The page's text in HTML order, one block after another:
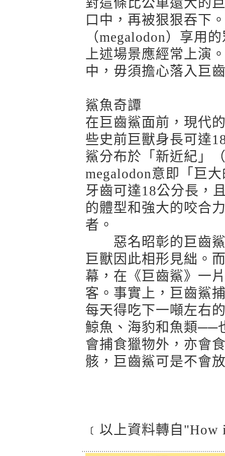
對這條比公車還大的
口中，再被狠狠吞下
（megalodon）享用
上述場景應經常上演
中，毋須擔心落入巨
鯊魚奇譚
在巨齒鯊面前，現代
些史前巨獸身長可達
鯊分布於「新近紀」
megalodon意即「巨
牙齒可達18公分長，
的體型和強大的咬合
者。
惡名昭彰的巨齒鯊
巨獸因此相形見絀。
幕，在《巨齒鯊》一
客。事實上，巨齒鯊
每天得吃下一噸左右
鯨魚、海豹和魚類──
會捕食獵物外，亦會
骸，巨齒鯊可是不會
﹝以上資料轉自